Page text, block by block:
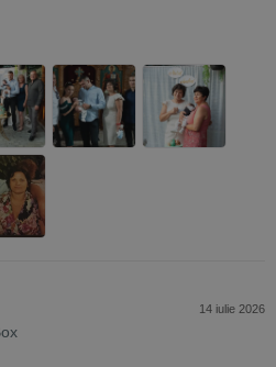
14 iulie 2026